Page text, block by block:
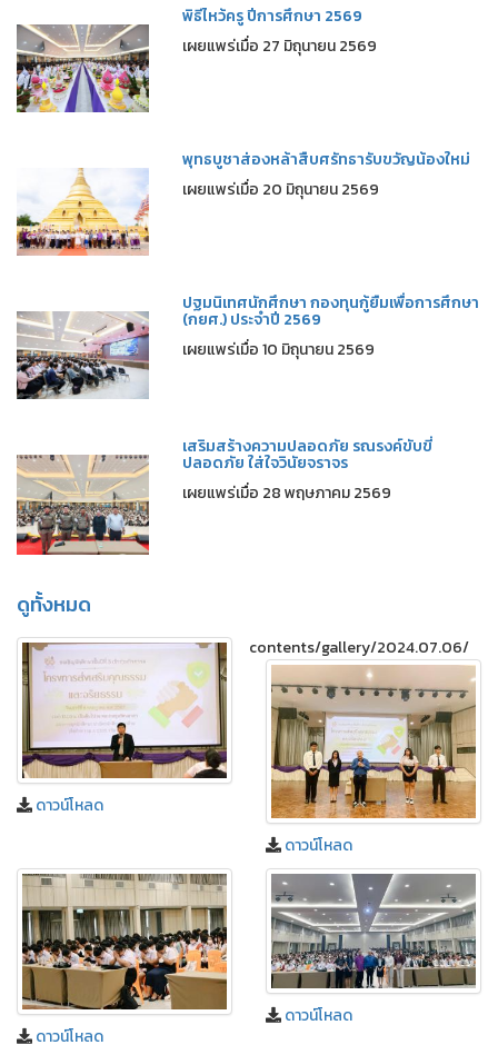
พิธีไหว้ครู ปีการศึกษา 2569
เผยแพร่เมื่อ 27 มิถุนายน 2569
พุทธบูชาส่องหล้าสืบศรัทธารับขวัญน้องใหม่
เผยแพร่เมื่อ 20 มิถุนายน 2569
ปฐมนิเทศนักศึกษา กองทุนกู้ยืมเพื่อการศึกษา
(กยศ.) ประจำปี 2569
เผยแพร่เมื่อ 10 มิถุนายน 2569
เสริมสร้างความปลอดภัย รณรงค์ขับขี่
ปลอดภัย ใส่ใจวินัยจราจร
เผยแพร่เมื่อ 28 พฤษภาคม 2569
ดูทั้งหมด
contents/gallery/2024.07.06/
ดาวน์โหลด
ดาวน์โหลด
ดาวน์โหลด
ดาวน์โหลด